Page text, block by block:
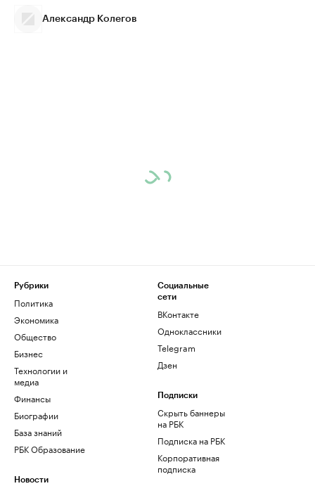
Александр Колегов
Рубрики
Политика
Экономика
Общество
Бизнес
Технологии и
медиа
Финансы
Биографии
База знаний
РБК Образование
Новости
Социальные
сети
ВКонтакте
Одноклассники
Telegram
Дзен
Подписки
Скрыть баннеры
на РБК
Подписка на РБК
Корпоративная
подписка